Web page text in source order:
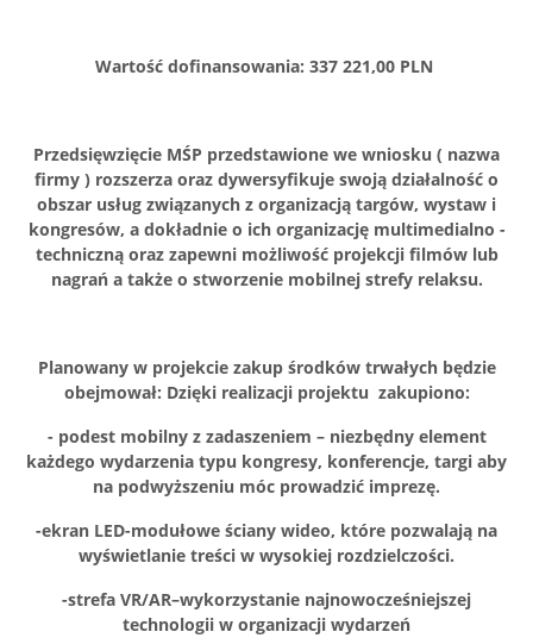
Wartość dofinansowania: 337 221,00 PLN
Przedsięwzięcie MŚP przedstawione we wniosku ( nazwa
firmy ) rozszerza oraz dywersyfikuje swoją działalność o
obszar usług związanych z organizacją targów, wystaw i
kongresów, a dokładnie o ich organizację multimedialno -
techniczną oraz zapewni możliwość projekcji filmów lub
nagrań a także o stworzenie mobilnej strefy relaksu.
Planowany w projekcie zakup środków trwałych będzie
obejmował: Dzięki realizacji projektu zakupiono:
- podest mobilny z zadaszeniem – niezbędny element
każdego wydarzenia typu kongresy, konferencje, targi aby
na podwyższeniu móc prowadzić imprezę.
-ekran LED-modułowe ściany wideo, które pozwalają na
wyświetlanie treści w wysokiej rozdzielczości.
-strefa VR/AR–wykorzystanie najnowocześniejszej
technologii w organizacji wydarzeń